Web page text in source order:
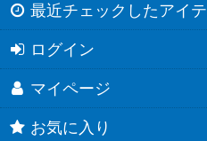
最近チェックしたアイ
ログイン
マイページ
お気に入り